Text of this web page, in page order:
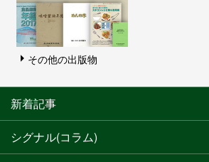
その他の出版物
新着記事
シグナル(コラム)